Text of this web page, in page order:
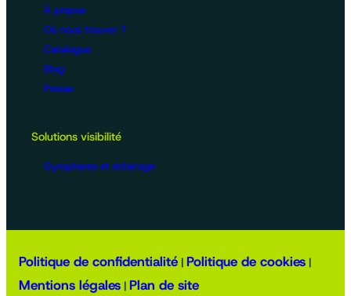
À propos
Où nous trouver ?
Catalogue
Blog
Presse
Solutions visibilité
Gyrophares et éclairage
Politique de confidentialité | Politique de cookies |
Mentions légales | Plan de site